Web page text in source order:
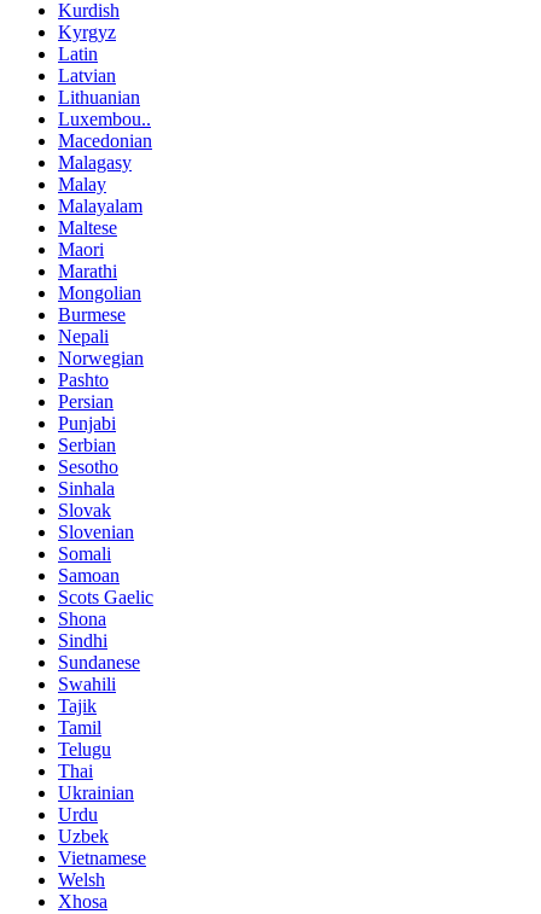
Kurdish
Kyrgyz
Latin
Latvian
Lithuanian
Luxembou..
Macedonian
Malagasy
Malay
Malayalam
Maltese
Maori
Marathi
Mongolian
Burmese
Nepali
Norwegian
Pashto
Persian
Punjabi
Serbian
Sesotho
Sinhala
Slovak
Slovenian
Somali
Samoan
Scots Gaelic
Shona
Sindhi
Sundanese
Swahili
Tajik
Tamil
Telugu
Thai
Ukrainian
Urdu
Uzbek
Vietnamese
Welsh
Xhosa